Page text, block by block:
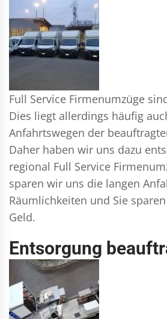
Full Service Firmenumzüge
Dies liegt allerdings häufig
Anfahrtswegen der
Daher haben wir uns dazu
regional Full Service
sparen wir uns die langen
Räumlichkeiten und Sie
Geld.
Entsorgung